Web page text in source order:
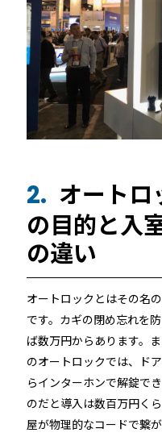
2. オートロ
の目的と入
の違い
オートロックとはその名
です。カギの閉め忘れを
ば数万円からあります。
のオートロックでは、ド
らインターホンで解錠で
のだと導入は数百万円く
屋が物理的なコードで繋が
機能
機能トップ
ユニバーサルアク
他社スマートロッ
システム連携
システム連携トップ
連携システム一覧
API連携
製品情報トップ
製品ラインナップ
RemoteLOCK 500i
RemoteLOCK 700i
RemoteLOCK 8j-S
利用事例
利用事例トップ
事例一覧
宿泊施設
レンタルスペース
導入の流れ
料金
取付工事
取付工事トップ